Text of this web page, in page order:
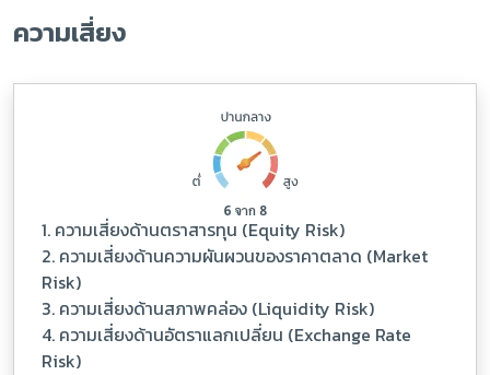
ความเสี่ยง
1. ความเสี่ยงด้านตราสารทุน (Equity Risk)
2. ความเสี่ยงด้านความผันผวนของราคาตลาด (Market
Risk)
3. ความเสี่ยงด้านสภาพคล่อง (Liquidity Risk)
4. ความเสี่ยงด้านอัตราแลกเปลี่ยน (Exchange Rate
Risk)